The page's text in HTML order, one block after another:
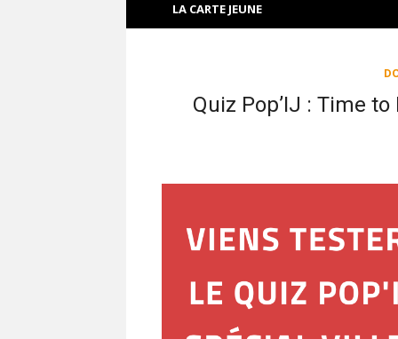
LA CARTE JEUNE
Quiz Pop’IJ : Time